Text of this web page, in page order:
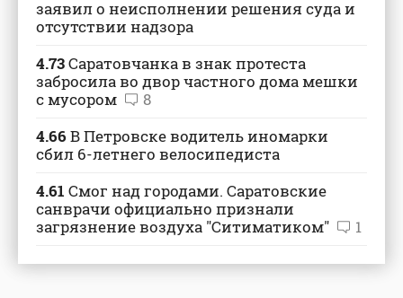
заявил о неисполнении решения суда и
отсутствии надзора
4.73Саратовчанка в знак протеста
забросила во двор частного дома мешки
с мусором
8
4.66 В Петровске водитель иномарки
сбил 6-летнего велосипедиста
4.61 Смог над городами. Саратовские
санврачи официально признали
загрязнение воздуха "Ситиматиком"
1